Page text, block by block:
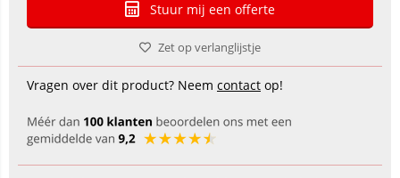
Stuur mij een offerte
Zet op verlanglijstje
Vragen over dit product? Neem contact op!